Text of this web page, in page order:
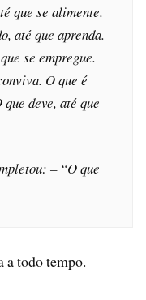
que se alimente.
até que aprenda.
se empregue.
O que é
deve, até que
– “O que
a todo tempo.